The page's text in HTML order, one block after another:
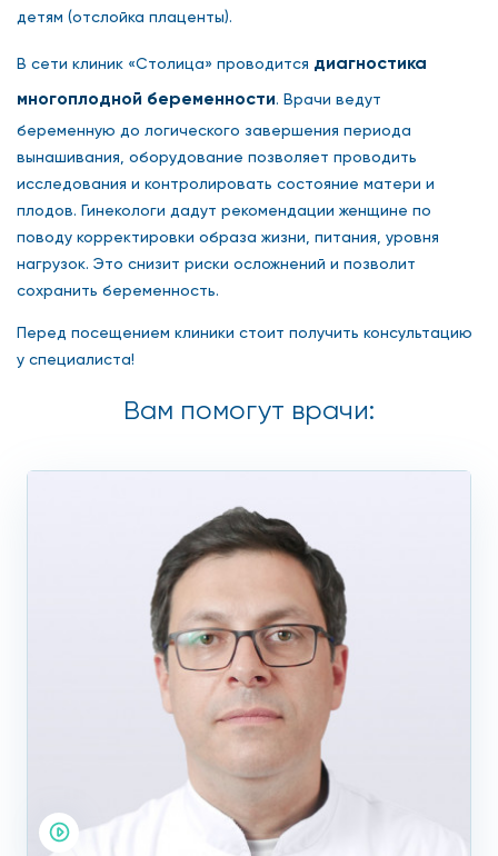
детям (отслойка плаценты).
В сети клиник «Столица» проводится диагностика
многоплодной беременности. Врачи ведут
беременную до логического завершения периода
вынашивания, оборудование позволяет проводить
исследования и контролировать состояние матери и
плодов. Гинекологи дадут рекомендации женщине по
поводу корректировки образа жизни, питания, уровня
нагрузок. Это снизит риски осложнений и позволит
сохранить беременность.
Перед посещением клиники стоит получить консультацию
у специалиста!
Вам помогут врачи: